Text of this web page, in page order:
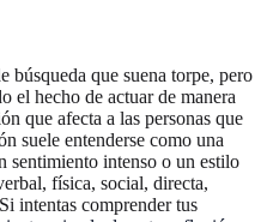
búsqueda que suena torpe, pero
el hecho de actuar de manera
que afecta a las personas que
suele entenderse como una
sentimiento intenso o un estilo
física, social, directa,
intentas comprender tus